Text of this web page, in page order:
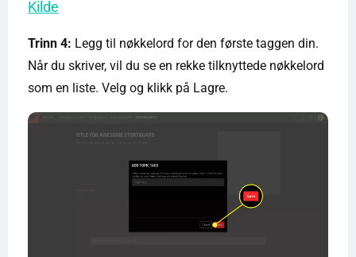
Kilde
Trinn 4: Legg til nøkkelord for den første taggen din.
Når du skriver, vil du se en rekke tilknyttede nøkkelord
som en liste. Velg og klikk på Lagre.